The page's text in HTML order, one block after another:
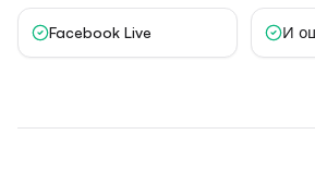
Facebook Live И